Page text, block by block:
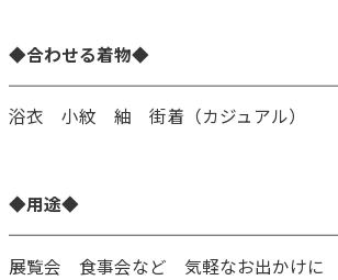
◆合わせる着物◆
浴衣 小紋 紬 街着（カジュアル）
◆用途◆
展覧会 食事会など 気軽なお出かけに